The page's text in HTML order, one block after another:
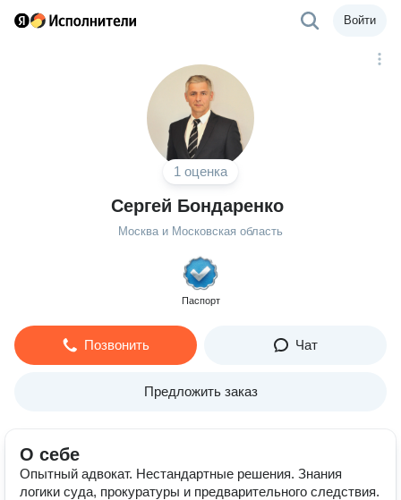
Войти
1 оценка
Сергей Бондаренко
Москва и Московская область
Паспорт
Позвонить Чат
Предложить заказ
О себе
Опытный адвокат. Нестандартные решения. Знания
логики суда, прокуратуры и предварительного следствия.